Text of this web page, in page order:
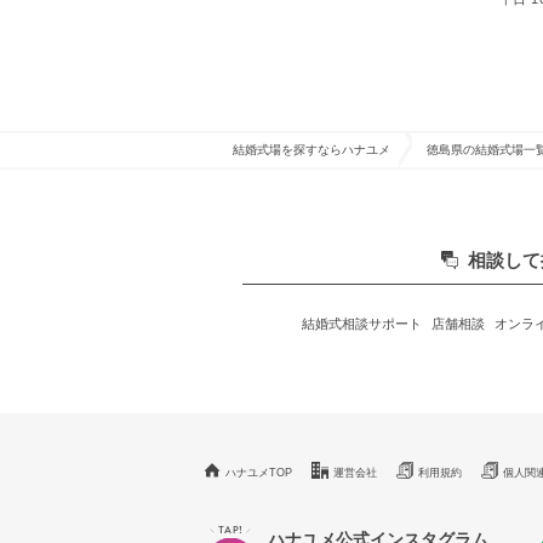
結婚式場を探すならハナユメ 徳島県の結婚式場一
相談し
結婚式相談サポート 店舗相談 オンラ
ハナユメTOP 運営会社 利用規約 個人関
＼ TAP! ／ ハナユメ公式インスタグラム